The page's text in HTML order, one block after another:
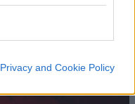
Privacy and Cookie Policy